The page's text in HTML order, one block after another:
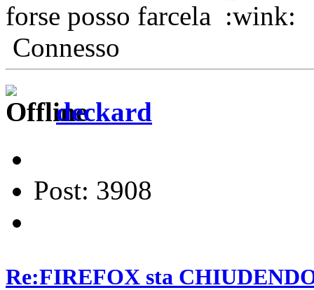
forse posso farcela
Connesso
deckard
Post: 3908
Re:FIREFOX sta